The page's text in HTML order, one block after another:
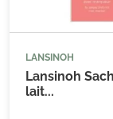
LANSINOH
Lansinoh
lait...